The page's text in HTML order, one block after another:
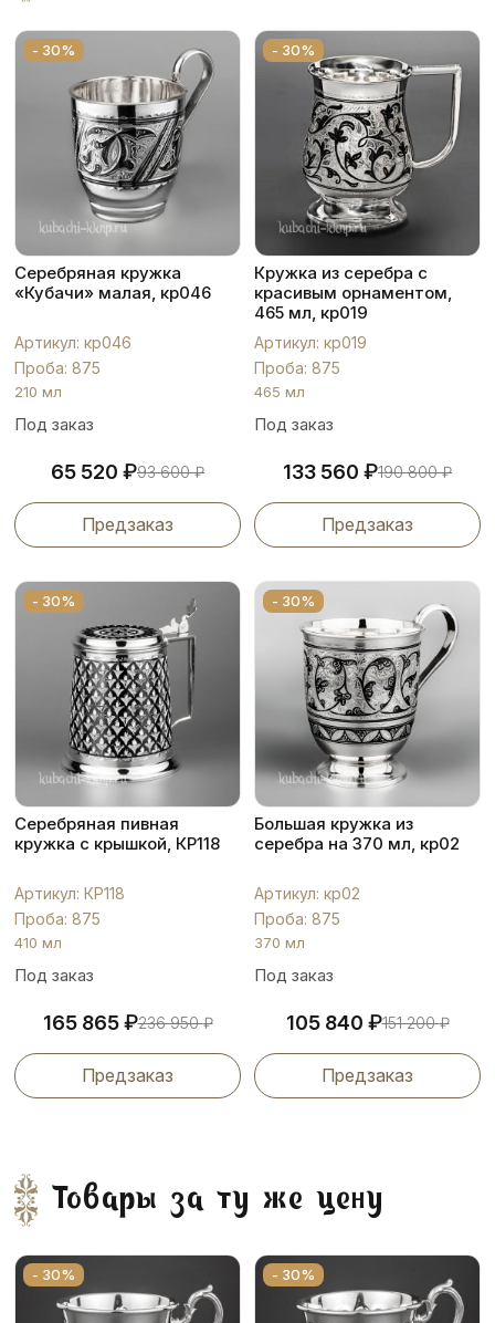
- 30%
Серебряная кружка
«Кубачи» малая, кр046
Артикул: кр046
Проба: 875
210 мл
Под заказ
65 520 ₽93 600₽
Предзаказ
- 30%
Кружка из серебра с
красивым орнаментом,
465 мл, кр019
Артикул: кр019
Проба: 875
465 мл
Под заказ
133 560 ₽190 800₽
Предзаказ
- 30%
Серебряная пивная
кружка с крышкой, КР118
Артикул: КР118
Проба: 875
410 мл
Под заказ
165 865₽236 950₽
Предзаказ
- 30%
Большая кружка из
серебра на 370 мл, кр02
Артикул: кр02
Проба: 875
370 мл
Под заказ
105 840 ₽151 200₽
Предзаказ
Товары за ту же цену
- 30% - 30%